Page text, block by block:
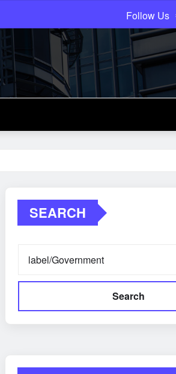
Follow Us
SEARCH
Search